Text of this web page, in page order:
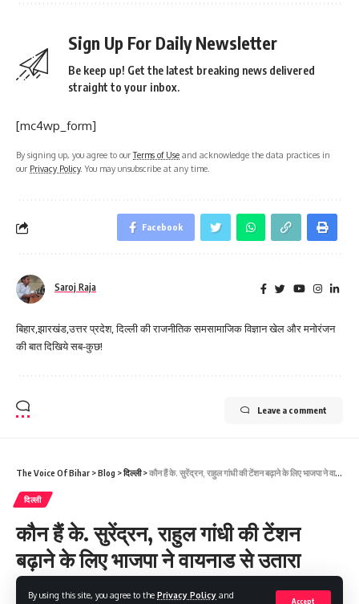
By using this site, you agree to the Privacy Policy and
Accept
Sign Up For Daily Newsletter
Be keep up! Get the latest breaking news delivered
straight to your inbox.
[mc4wp_form]
By signing up, you agree to ourTerms of Use and acknowledge the data practices in
our Privacy Policy. You may unsubscribe at any time.
Facebook
Saroj Raja
बिहार,झारखंड,उत्तर प्रदेश, दिल्ली की राजनीतिक समसामाजिक विज्ञान खेल और मनोरंजन
की बात दिखिये सब-कुछ!
Leave a comment
The Voice Of Bihar >Blog >दिल्ली>कौन हैं के. सुरेंद्रन, राहुल गांधी की टेंशन बढ़ाने के लिए भाजपा ने वायनाड से उतारा
दिल्ली
कौन हैं के. सुरेंद्रन, राहुल गांधी की टेंशन
बढ़ाने के लिए भाजपा ने वायनाड से उतारा
Share 3 Min Read